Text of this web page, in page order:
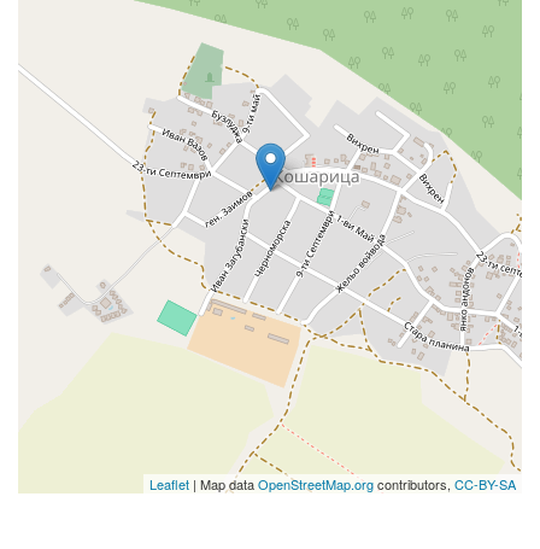
Leaflet | Map dataOpenStreetMap.orgcontributors, CC-BY-SA